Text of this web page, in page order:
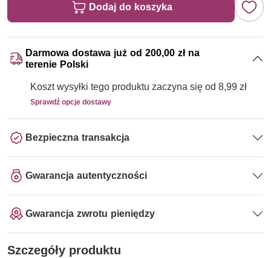
Dodaj do koszyka
Darmowa dostawa już od 200,00 zł na
terenie Polski
Koszt wysyłki tego produktu zaczyna się od 8,99 zł
Sprawdź opcje dostawy
Bezpieczna transakcja
Gwarancja autentyczności
Gwarancja zwrotu pieniędzy
Szczegóły produktu